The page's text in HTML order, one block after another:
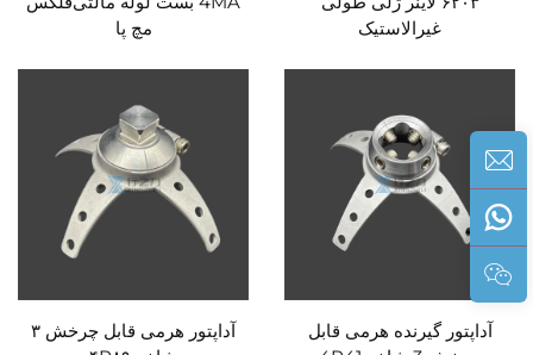
غیرالاستیک
مچ پا
آداپتور گیرنده هرمی قابل
آداپتور هرمی قابل چرخش ۳